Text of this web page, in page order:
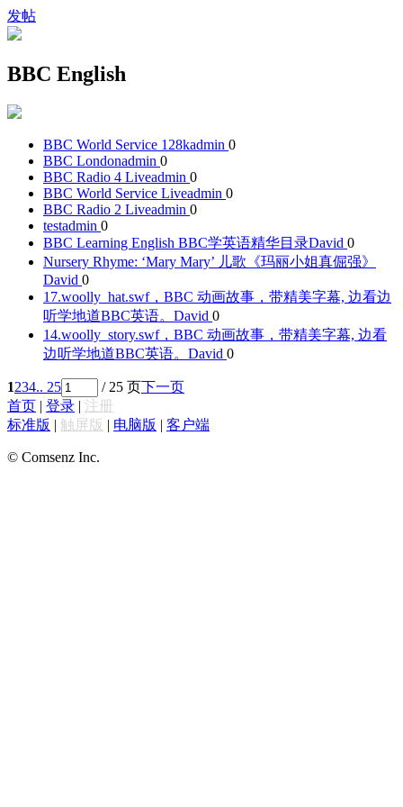
发帖
BBC English
BBC World Service 128kadmin 0
BBC Londonadmin 0
BBC Radio 4 Liveadmin 0
BBC World Service Liveadmin 0
BBC Radio 2 Liveadmin 0
testadmin 0
BBC Learning English BBC学英语精华目录David 0
Nursery Rhyme: ‘Mary Mary’ 儿歌《玛丽小姐真倔强》
David 0
17.woolly_hat.swf，BBC 动画故事，带精美字幕, 边看边
听学地道BBC英语。 David 0
14.woolly_story.swf，BBC 动画故事，带精美字幕, 边看
边听学地道BBC英语。 David 0
1234.. 25 / 25 页下一页
首页 | 登录 | 注册
标准版 | 触屏版 | 电脑版 | 客户端
© Comsenz Inc.